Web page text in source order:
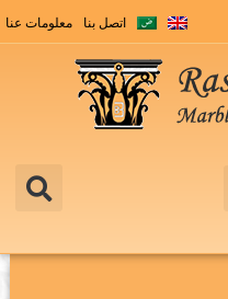
اتصل بنا معلومات عنا